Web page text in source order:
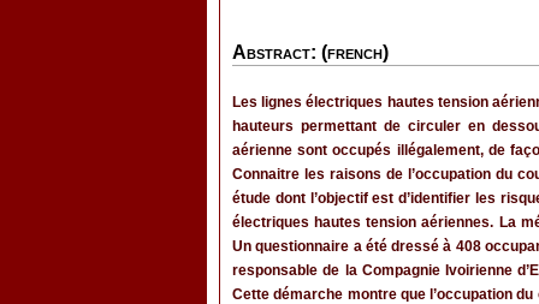
Abstract: (french)
Les lignes électriques hautes tension
hauteurs permettant de circuler en
aérienne sont occupés illégalement, de
Connaitre les raisons de l’occupation du
étude dont l’objectif est d’identifier les
électriques hautes tension aériennes. La
Un questionnaire a été dressé à 408
responsable de la Compagnie Ivoirienne
Cette démarche montre que l’occupation